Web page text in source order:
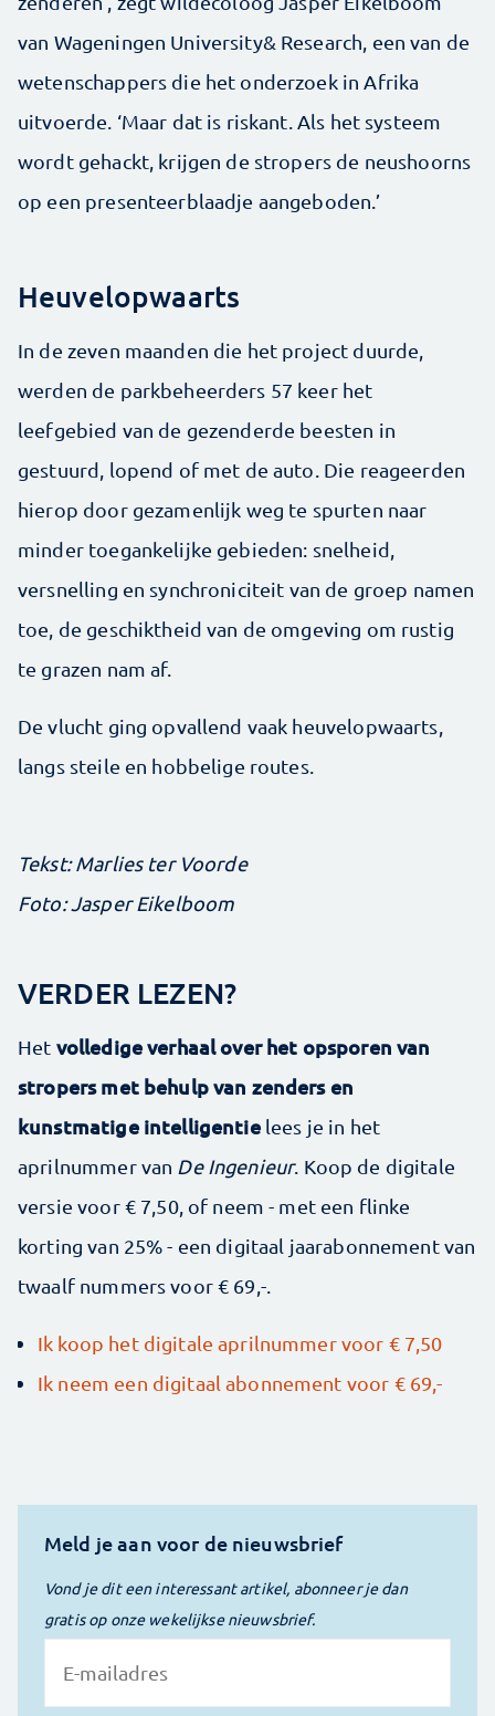
van Wageningen University& Research, een van de
wetenschappers die het onderzoek in Afrika
uitvoerde. ‘Maar dat is riskant. Als het systeem
wordt gehackt, krijgen de stropers de neushoorns
op een presenteerblaadje aangeboden.’
Heuvelopwaarts
In de zeven maanden die het project duurde,
werden de parkbeheerders 57 keer het
leefgebied van de gezenderde beesten in
gestuurd, lopend of met de auto. Die reageerden
hierop door gezamenlijk weg te spurten naar
minder toegankelijke gebieden: snelheid,
versnelling en synchroniciteit van de groep namen
toe, de geschiktheid van de omgeving om rustig
te grazen nam af.
De vlucht ging opvallend vaak heuvelopwaarts,
langs steile en hobbelige routes.
Tekst: Marlies ter Voorde
Foto: Jasper Eikelboom
VERDER LEZEN?
Het volledige verhaal over het opsporen van
stropers met behulp van zenders en
kunstmatige intelligentie lees je in het
aprilnummer van De Ingenieur. Koop de digitale
versie voor € 7,50, of neem - met een flinke
korting van 25% - een digitaal jaarabonnement van
twaalf nummers voor € 69,-.
Ik koop het digitale aprilnummer voor € 7,50
Ik neem een digitaal abonnement voor € 69,-
Meld je aan voor de nieuwsbrief
Vond je dit een interessant artikel, abonneer je dan
gratis op onze wekelijkse nieuwsbrief.